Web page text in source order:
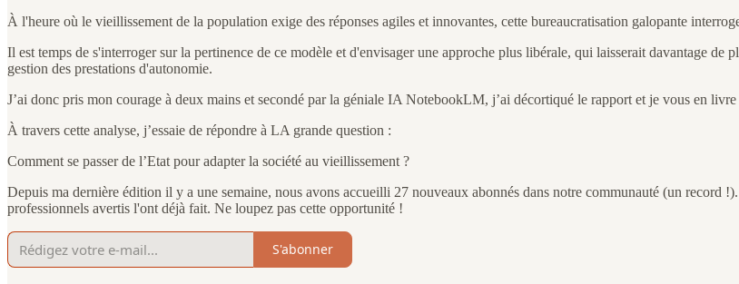
À l'heure où le vieillissement de la population exige des réponses agiles et innovantes, cette bureaucratisation galopante
Il est temps de s'interroger sur la pertinence de ce modèle et d'envisager une approche plus libérale, qui laisserait davantage
gestion des prestations d'autonomie.
J’ai donc pris mon courage à deux mains et secondé par la géniale IA NotebookLM, j’ai décortiqué le rapport et je vous en livre
À travers cette analyse, j’essaie de répondre à LA grande question :
Comment se passer de l’Etat pour adapter la société au vieillissement ?
Depuis ma dernière édition il y a une semaine, nous avons accueilli 27 nouveaux abonnés dans notre communauté (un record
professionnels avertis l'ont déjà fait. Ne loupez pas cette opportunité !
S'abonner